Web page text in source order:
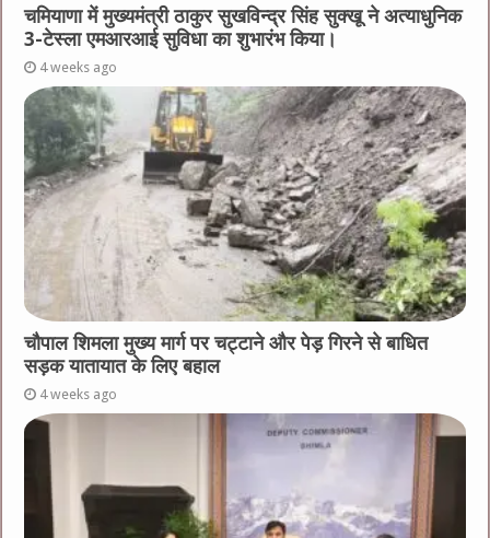
चमियाणा में मुख्यमंत्री ठाकुर सुखविन्द्र सिंह सुक्खू ने अत्याधुनिक
3-टेस्ला एमआरआई सुविधा का शुभारंभ किया।
4 weeks ago
चौपाल शिमला मुख्य मार्ग पर चट्टाने और पेड़ गिरने से बाधित
सड़क यातायात के लिए बहाल
4 weeks ago